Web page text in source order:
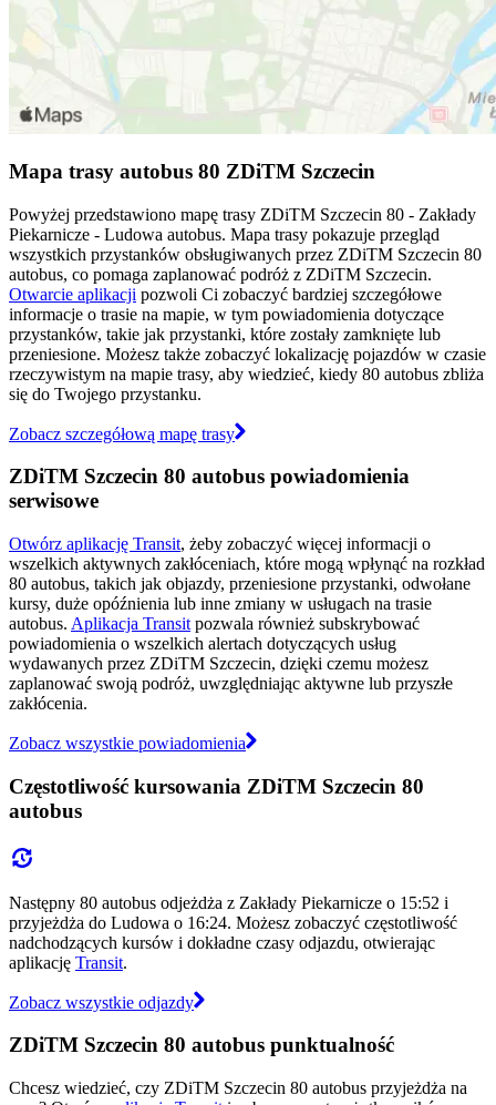
Mapa trasy autobus 80 ZDiTM Szczecin
Powyżej przedstawiono mapę trasy ZDiTM Szczecin 80 - Zakłady
Piekarnicze - Ludowa autobus. Mapa trasy pokazuje przegląd
wszystkich przystanków obsługiwanych przez ZDiTM Szczecin 80
autobus, co pomaga zaplanować podróż z ZDiTM Szczecin.
Otwarcie aplikacji pozwoli Ci zobaczyć bardziej szczegółowe
informacje o trasie na mapie, w tym powiadomienia dotyczące
przystanków, takie jak przystanki, które zostały zamknięte lub
przeniesione. Możesz także zobaczyć lokalizację pojazdów w czasie
rzeczywistym na mapie trasy, aby wiedzieć, kiedy 80 autobus zbliża
się do Twojego przystanku.
Zobacz szczegółową mapę trasy
ZDiTM Szczecin 80 autobus powiadomienia
serwisowe
Otwórz aplikację Transit, żeby zobaczyć więcej informacji o
wszelkich aktywnych zakłóceniach, które mogą wpłynąć na rozkład
80 autobus, takich jak objazdy, przeniesione przystanki, odwołane
kursy, duże opóźnienia lub inne zmiany w usługach na trasie
autobus. Aplikacja Transit pozwala również subskrybować
powiadomienia o wszelkich alertach dotyczących usług
wydawanych przez ZDiTM Szczecin, dzięki czemu możesz
zaplanować swoją podróż, uwzględniając aktywne lub przyszłe
zakłócenia.
Zobacz wszystkie powiadomienia
Częstotliwość kursowania ZDiTM Szczecin 80
autobus
Następny 80 autobus odjeżdża z Zakłady Piekarnicze o 15:52 i
przyjeżdża do Ludowa o 16:24. Możesz zobaczyć częstotliwość
nadchodzących kursów i dokładne czasy odjazdu, otwierając
aplikację Transit.
Zobacz wszystkie odjazdy
ZDiTM Szczecin 80 autobus punktualność
Chcesz wiedzieć, czy ZDiTM Szczecin 80 autobus przyjeżdża na